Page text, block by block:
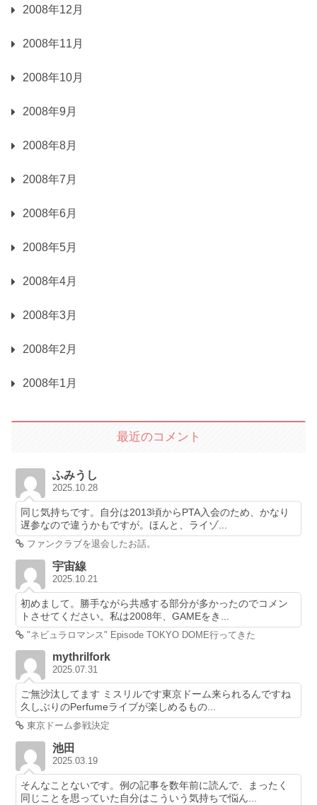
2008年12月
2008年11月
2008年10月
2008年9月
2008年8月
2008年7月
2008年6月
2008年5月
2008年4月
2008年3月
2008年2月
2008年1月
最近のコメント
ふみうし
2025.10.28
同じ気持ちです。自分は2013頃からPTA入会のため、かなり
遅参なので違うかもですが。ほんと、ライゾ...
ファンクラブを退会したお話。
宇宙線
2025.10.21
初めまして。勝手ながら共感する部分が多かったのでコメン
トさせてください。私は2008年、GAMEをき...
"ネビュラロマンス" Episode TOKYO DOME行ってきた
mythrilfork
2025.07.31
ご無沙汰してます ミスリルです東京ドーム来られるんですね
久しぶりのPerfumeライブが楽しめるもの...
東京ドーム参戦決定
池田
2025.03.19
そんなことないです。例の記事を数年前に読んで、まったく
同じことを思っていた自分はこういう気持ちで悩ん...